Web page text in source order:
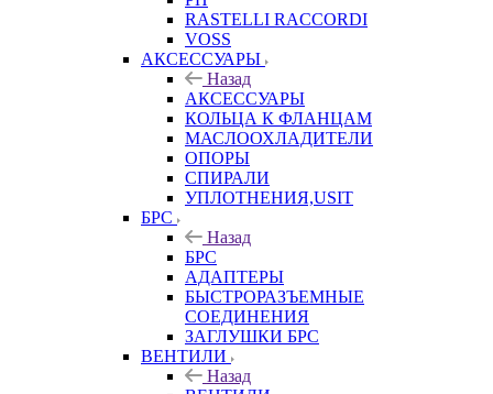
RASTELLI RACCORDI
VOSS
АКСЕССУАРЫ
Назад
АКСЕССУАРЫ
КОЛЬЦА К ФЛАНЦАМ
МАСЛООХЛАДИТЕЛИ
ОПОРЫ
СПИРАЛИ
УПЛОТНЕНИЯ,USIT
БРС
Назад
БРС
АДАПТЕРЫ
БЫСТРОРАЗЪЕМНЫЕ
СОЕДИНЕНИЯ
ЗАГЛУШКИ БРС
ВЕНТИЛИ
Назад